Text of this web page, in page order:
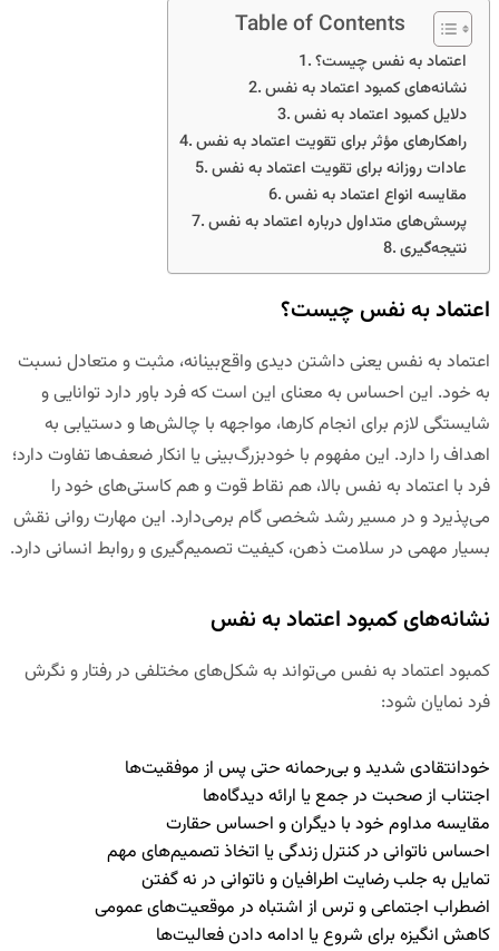
Table of Contents
اعتماد به نفس چیست؟
نشانه‌های کمبود اعتماد به نفس
دلایل کمبود اعتماد به نفس
راهکارهای مؤثر برای تقویت اعتماد به نفس
عادات روزانه برای تقویت اعتماد به نفس
مقایسه انواع اعتماد به نفس
پرسش‌های متداول درباره اعتماد به نفس
نتیجه‌گیری
اعتماد به نفس چیست؟
اعتماد به نفس یعنی داشتن دیدی واقع‌بینانه، مثبت و متعادل نسبت
به خود. این احساس به معنای این است که فرد باور دارد توانایی و
شایستگی لازم برای انجام کارها، مواجهه با چالش‌ها و دستیابی به
اهداف را دارد. این مفهوم با خودبزرگ‌بینی یا انکار ضعف‌ها تفاوت دارد؛
فرد با اعتماد به نفس بالا، هم نقاط قوت و هم کاستی‌های خود را
می‌پذیرد و در مسیر رشد شخصی گام برمی‌دارد. این مهارت روانی نقش
بسیار مهمی در سلامت ذهن، کیفیت تصمیم‌گیری و روابط انسانی دارد.
نشانه‌های کمبود اعتماد به نفس
کمبود اعتماد به نفس می‌تواند به شکل‌های مختلفی در رفتار و نگرش
فرد نمایان شود:
خودانتقادی شدید و بی‌رحمانه حتی پس از موفقیت‌ها
اجتناب از صحبت در جمع یا ارائه دیدگاه‌ها
مقایسه مداوم خود با دیگران و احساس حقارت
احساس ناتوانی در کنترل زندگی یا اتخاذ تصمیم‌های مهم
تمایل به جلب رضایت اطرافیان و ناتوانی در نه گفتن
اضطراب اجتماعی و ترس از اشتباه در موقعیت‌های عمومی
کاهش انگیزه برای شروع یا ادامه دادن فعالیت‌ها